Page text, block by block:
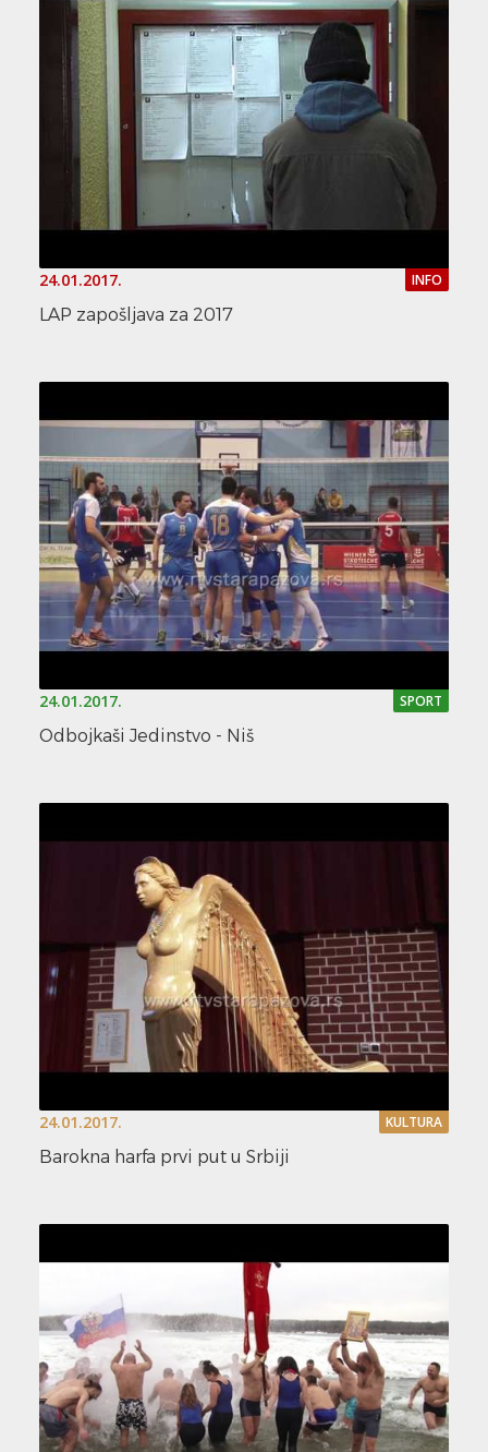
24.01.2017. INFO
LAP zapošljava za 2017
24.01.2017. SPORT
Odbojkaši Jedinstvo - Niš
24.01.2017. KULTURA
Barokna harfa prvi put u Srbiji